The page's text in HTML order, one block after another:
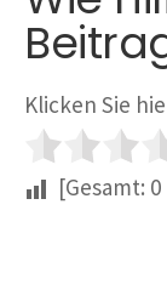
Klicken Sie
[Gesamt: 0